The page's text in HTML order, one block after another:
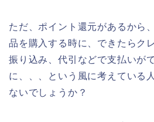
ただ、ポイント還元があるから
品を購入する時に、できたらク
振り込み、代引などで支払いが
に、、、という風に考えている
ないでしょうか？